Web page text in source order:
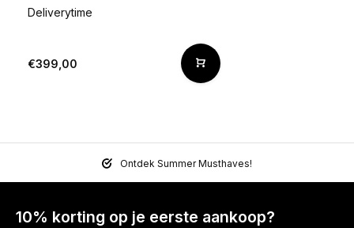
Deliverytime
€399,00
Ontdek Summer Musthaves!
10% korting op je eerste aankoop?